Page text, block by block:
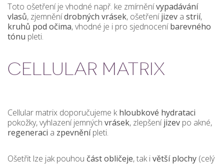
Toto ošetření je vhodné např. ke zmírněnívypadávání
vlasů, zjemněnídrobných vrásek, ošetřeníjizev a strií,
kruhů pod očima, vhodné je i pro sjednoceníbarevného
tónu pleti.
CELLULAR MATRIX
Cellular matrix doporučujeme khloubkové hydrataci
pokožky, vyhlazení jemných vrásek, zlepšeníjizev po akné,
regeneraci a zpevněnípleti.
Ošetřit lze jak pouhou částobličeje, tak ivětší plochy (celý